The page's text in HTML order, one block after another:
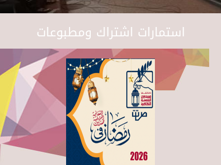
استمارات اشتراك ومطبوعات